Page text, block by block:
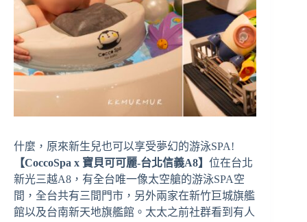
什麼，原來新生兒也可以享受夢幻的游泳SPA!
【CoccoSpa x 寶貝可可麗-台北信義A8】 位在台北
新光三越A8，有全台唯一像太空艙的游泳SPA空
間，全台共有三間門市，另外兩家在新竹巨城旗艦
館以及台南新天地旗艦館。太太之前社群看到有人